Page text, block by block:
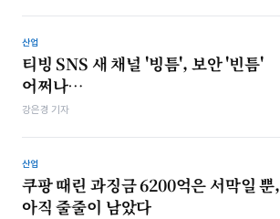
산업
티빙 SNS 새 채널 '빙틈', 보안 '빈틈'
어쩌나…
강은경 기자
산업
쿠팡 때린 과징금 6200억은 서막일 뿐,
아직 줄줄이 남았다